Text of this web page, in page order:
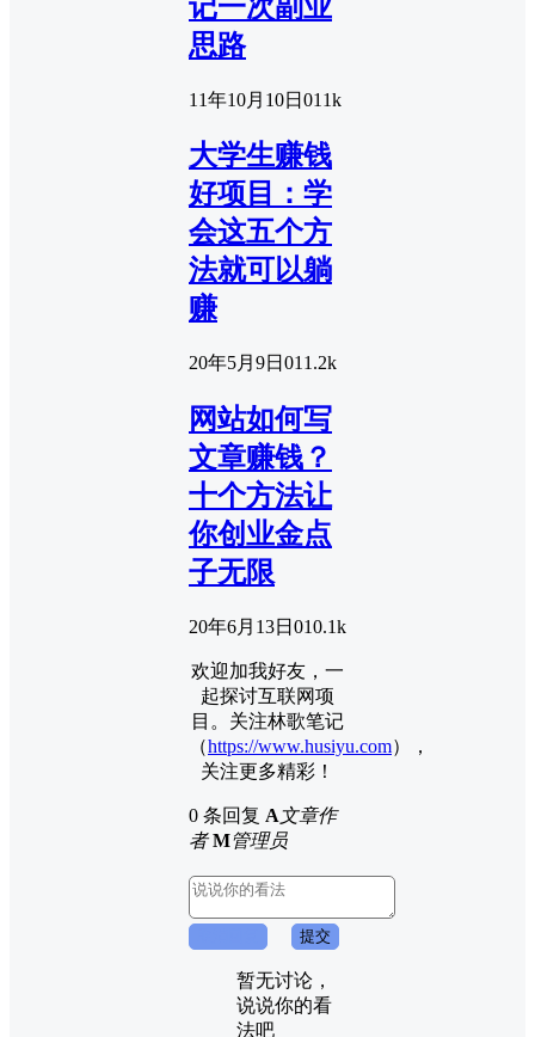
记一次副业
思路
11年10月10日 011k
大学生赚钱
好项目：学
会这五个方
法就可以躺
赚
20年5月9日 011.2k
网站如何写
文章赚钱？
十个方法让
你创业金点
子无限
20年6月13日 010.1k
欢迎加我好友，一
起探讨互联网项
目。关注林歌笔记
（https://www.husiyu.com），
关注更多精彩！
0 条回复 A文章作
者 M管理员
提交
暂无讨论，
说说你的看
法吧